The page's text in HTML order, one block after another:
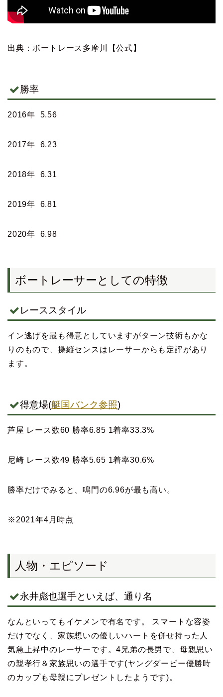
出典：ボートレース多摩川【公式】
勝率
2016年 5.56
2017年 6.23
2018年 6.31
2019年 6.81
2020年 6.98
ボートレーサーとしての特徴
レーススタイル
イン逃げを最も得意としていますがターン技術もかな
りのもので、操縦センスはレーサーからも定評があり
ます。
得意場(艇国バンク参照)
芦屋 レース数60 勝率6.85 1着率33.3%
尼崎 レース数49 勝率5.65 1着率30.6%
勝率だけでみると、鳴門の6.96が最も高い。
※2021年4月時点
人物・エピソード
永井彪也選手といえば、通り名
なんといってもイケメンで有名です。 スマートな容姿
だけでなく、家族想いの優しいハートを併せ持った人
気急上昇中のレーサーです。4兄弟の長男で、母親思い
の親孝行＆家族思いの選手です(ヤングダービー優勝時
のカップも母親にプレゼントしたようです)。